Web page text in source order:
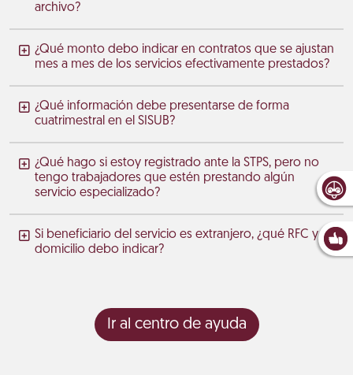
archivo?
¿Qué monto debo indicar en contratos que se ajustan
mes a mes de los servicios efectivamente prestados?
¿Qué información debe presentarse de forma
cuatrimestral en el SISUB?
¿Qué hago si estoy registrado ante la STPS, pero no
tengo trabajadores que estén prestando algún
servicio especializado?
Si beneficiario del servicio es extranjero, ¿qué RFC y
domicilio debo indicar?
Ir al centro de ayuda